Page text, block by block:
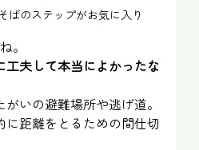
ばのステップがお気に入り
。
工夫して本当によかったな
いの避難場所や逃げ道。
距離をとるための間仕切